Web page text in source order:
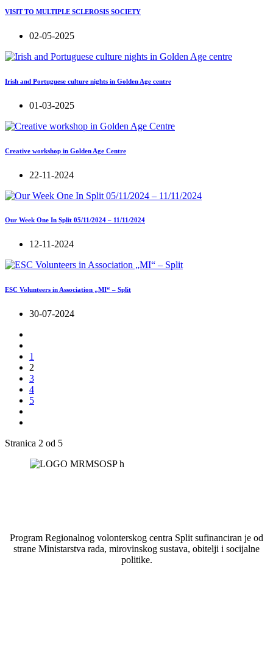
VISIT TO MULTIPLE SCLEROSIS SOCIETY
02-05-2025
Irish and Portuguese culture nights in Golden Age centre
01-03-2025
Creative workshop in Golden Age Centre
22-11-2024
Our Week One In Split 05/11/2024 – 11/11/2024
12-11-2024
ESC Volunteers in Association „MI“ – Split
30-07-2024
1
2
3
4
5
Stranica 2 od 5
Program Regionalnog volonterskog centra Split sufinanciran je od
strane Ministarstva rada, mirovinskog sustava, obitelji i socijalne
politike.